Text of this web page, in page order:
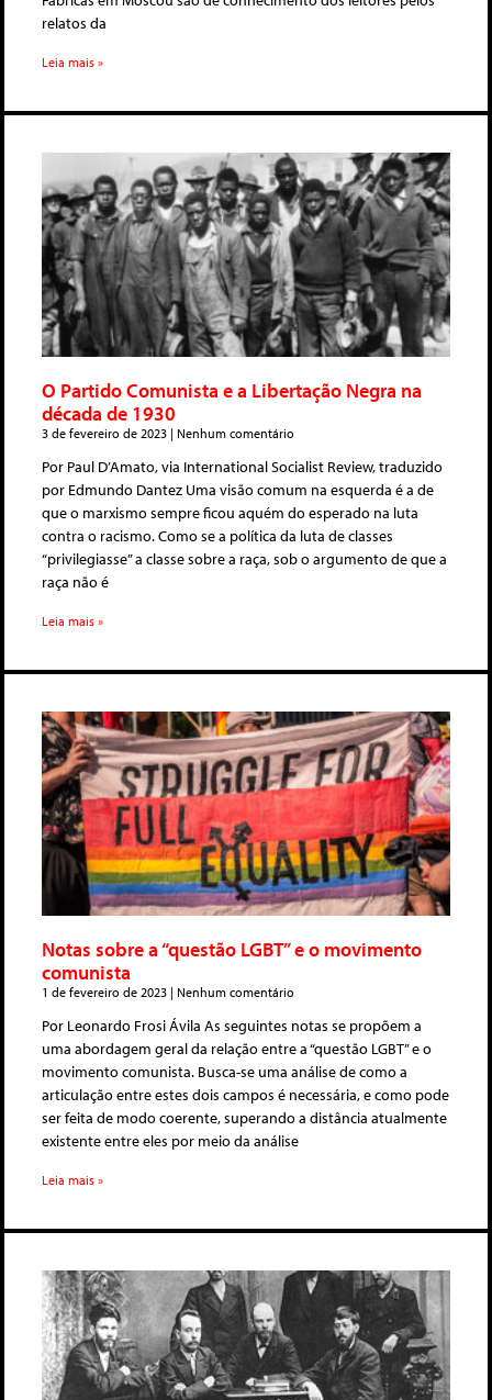
relatos da
Leia mais »
O Partido Comunista e a Libertação Negra na
década de 1930
3 de fevereiro de 2023 Nenhum comentário
Por Paul D’Amato, via International Socialist Review, traduzido
por Edmundo Dantez Uma visão comum na esquerda é a de
que o marxismo sempre ficou aquém do esperado na luta
contra o racismo. Como se a política da luta de classes
“privilegiasse” a classe sobre a raça, sob o argumento de que a
raça não é
Leia mais »
Notas sobre a “questão LGBT” e o movimento
comunista
1 de fevereiro de 2023 Nenhum comentário
Por Leonardo Frosi Ávila As seguintes notas se propõem a
uma abordagem geral da relação entre a “questão LGBT” e o
movimento comunista. Busca-se uma análise de como a
articulação entre estes dois campos é necessária, e como pode
ser feita de modo coerente, superando a distância atualmente
existente entre eles por meio da análise
Leia mais »